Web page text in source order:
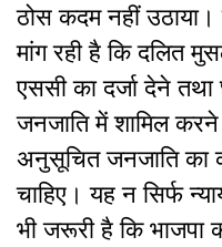
ठोस कदम नहीं उठाया।
मांग रही है कि दलित
एससी का दर्जा देने तथा
जनजाति में शामिल करने
अनुसूचित जनजाति का
चाहिए। यह न सिर्फ
भी जरूरी है कि भाजपा